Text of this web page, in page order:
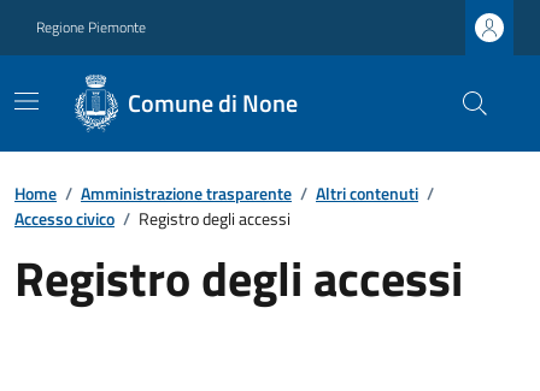
Regione Piemonte
Comune di None
Home / Amministrazione trasparente / Altri contenuti /
Accesso civico / Registro degli accessi
Registro degli accessi